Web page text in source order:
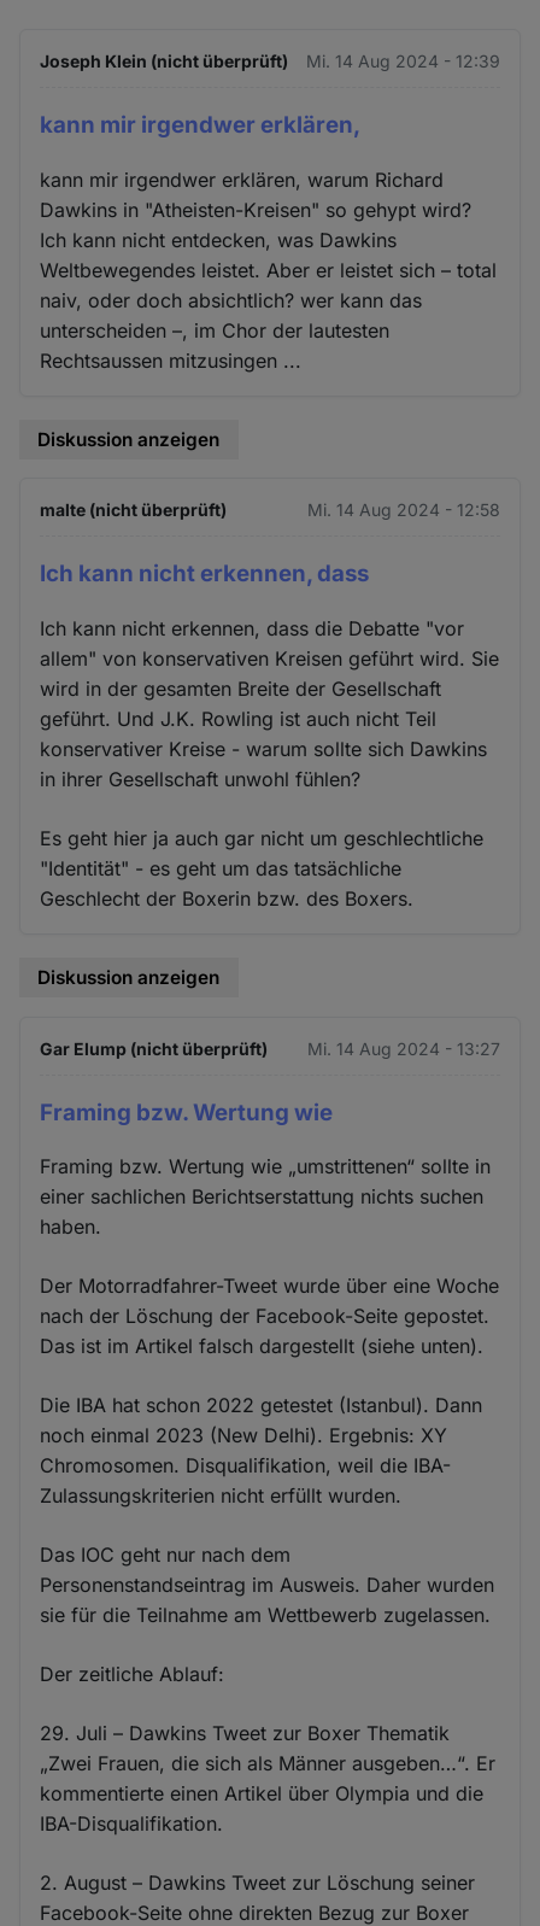
Joseph Klein (nicht überprüft) Mi. 14 Aug 2024 - 12:39
kann mir irgendwer erklären,
kann mir irgendwer erklären, warum Richard
Dawkins in "Atheisten-Kreisen" so gehypt wird?
Ich kann nicht entdecken, was Dawkins
Weltbewegendes leistet. Aber er leistet sich – total
naiv, oder doch absichtlich? wer kann das
unterscheiden –, im Chor der lautesten
Rechtsaussen mitzusingen ...
Diskussion anzeigen
malte (nicht überprüft) Mi. 14 Aug 2024 - 12:58
Ich kann nicht erkennen, dass
Ich kann nicht erkennen, dass die Debatte "vor
allem" von konservativen Kreisen geführt wird. Sie
wird in der gesamten Breite der Gesellschaft
geführt. Und J.K. Rowling ist auch nicht Teil
konservativer Kreise - warum sollte sich Dawkins
in ihrer Gesellschaft unwohl fühlen?
Es geht hier ja auch gar nicht um geschlechtliche
"Identität" - es geht um das tatsächliche
Geschlecht der Boxerin bzw. des Boxers.
Diskussion anzeigen
Gar Elump (nicht überprüft) Mi. 14 Aug 2024 - 13:27
Framing bzw. Wertung wie
Framing bzw. Wertung wie „umstrittenen“ sollte in
einer sachlichen Berichtserstattung nichts suchen
haben.
Der Motorradfahrer-Tweet wurde über eine Woche
nach der Löschung der Facebook-Seite gepostet.
Das ist im Artikel falsch dargestellt (siehe unten).
Die IBA hat schon 2022 getestet (Istanbul). Dann
noch einmal 2023 (New Delhi). Ergebnis: XY
Chromosomen. Disqualifikation, weil die IBA-
Zulassungskriterien nicht erfüllt wurden.
Das IOC geht nur nach dem
Personenstandseintrag im Ausweis. Daher wurden
sie für die Teilnahme am Wettbewerb zugelassen.
Der zeitliche Ablauf:
29. Juli – Dawkins Tweet zur Boxer Thematik
„Zwei Frauen, die sich als Männer ausgeben…“. Er
kommentierte einen Artikel über Olympia und die
IBA-Disqualifikation.
2. August – Dawkins Tweet zur Löschung seiner
Facebook-Seite ohne direkten Bezug zur Boxer